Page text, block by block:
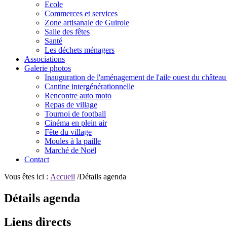
Ecole
Commerces et services
Zone artisanale de Guirole
Salle des fêtes
Santé
Les déchets ménagers
Associations
Galerie photos
Inauguration de l'aménagement de l'aile ouest du
Cantine intergénérationnelle
Rencontre auto moto
Repas de village
Tournoi de football
Cinéma en plein air
Fête du village
Moules à la paille
Marché de Noël
Contact
Vous êtes ici : Accueil /Détails agenda
Détails agenda
Liens directs